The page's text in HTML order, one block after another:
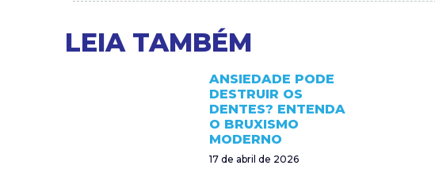
LEIA TAMBÉM
ANSIEDADE PODE
DESTRUIR OS
DENTES? ENTENDA
O BRUXISMO
MODERNO
17 de abril de 2026